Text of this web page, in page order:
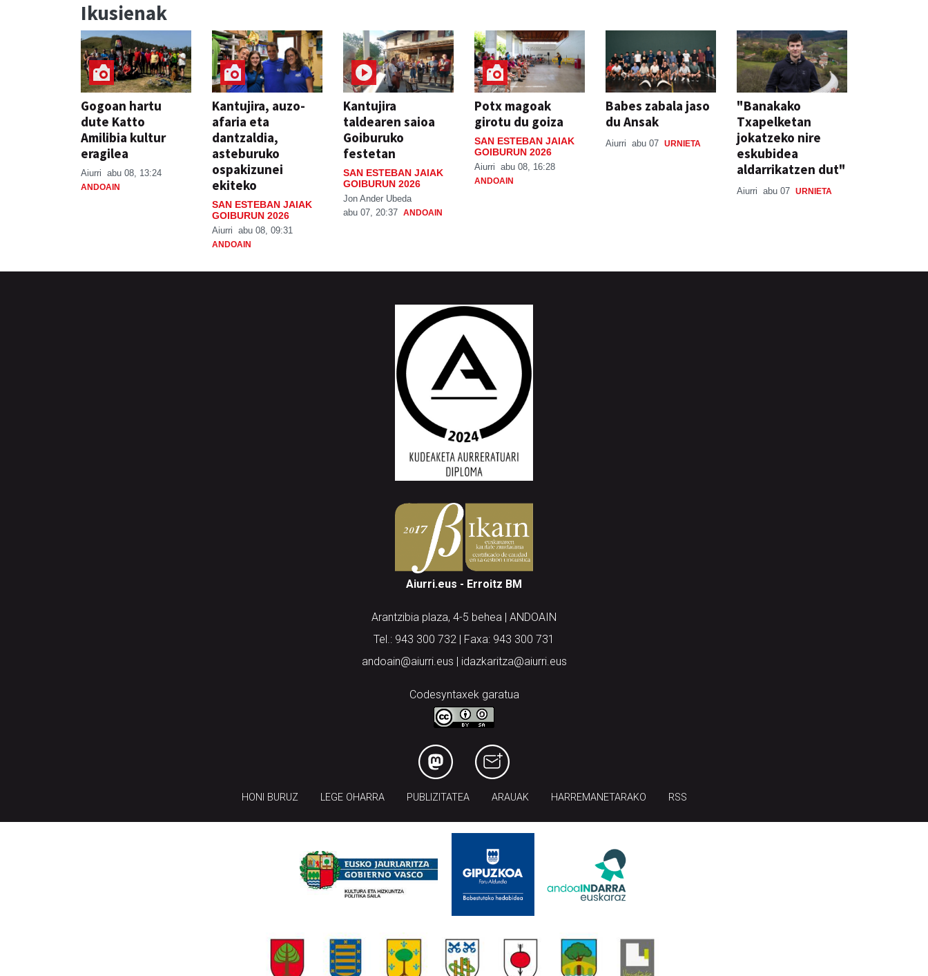
Ikusienak
Gogoan hartu
dute Katto
Amilibia kultur
eragilea
Aiurri abu 08, 13:24
ANDOAIN
Kantujira, auzo-
afaria eta
dantzaldia,
asteburuko
ospakizunei
ekiteko
SAN ESTEBAN JAIAK
GOIBURUN 2026
Aiurri abu 08, 09:31
ANDOAIN
Kantujira
taldearen saioa
Goiburuko
festetan
SAN ESTEBAN JAIAK
GOIBURUN 2026
Jon Ander Ubeda
abu 07, 20:37 ANDOAIN
Potx magoak
girotu du goiza
SAN ESTEBAN JAIAK
GOIBURUN 2026
Aiurri abu 08, 16:28
ANDOAIN
Babes zabala jaso
du Ansak
Aiurri abu 07 URNIETA
"Banakako
Txapelketan
jokatzeko nire
eskubidea
aldarrikatzen dut"
Aiurri abu 07 URNIETA
Aiurri.eus - Erroitz BM
Arantzibia plaza, 4-5 behea | ANDOAIN
Tel.: 943 300 732 | Faxa: 943 300 731
andoain@aiurri.eus | idazkaritza@aiurri.eus
Codesyntaxek garatua
HONI BURUZ LEGE OHARRA PUBLIZITATEA ARAUAK HARREMANETARAKO RSS